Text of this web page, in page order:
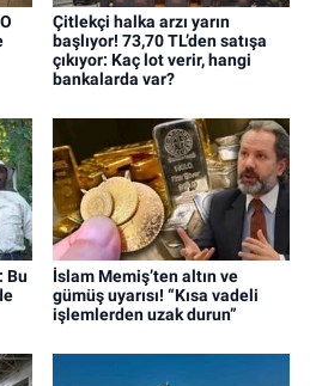
Çitlekçi halka arzı yarın
başlıyor! 73,70 TL’den satışa
çıkıyor: Kaç lot verir, hangi
bankalarda var?
Bu
İslam Memiş’ten altın ve
gümüş uyarısı! “Kısa vadeli
işlemlerden uzak durun”